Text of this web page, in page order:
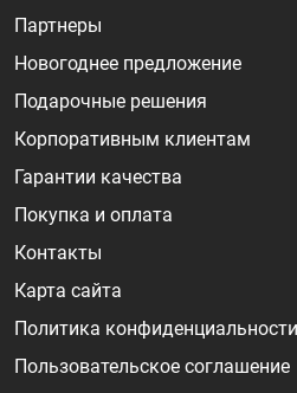
Партнеры
Новогоднее предложение
Подарочные решения
Корпоративным клиентам
Гарантии качества
Покупка и оплата
Контакты
Карта сайта
Политика конфиденциальности
Пользовательское соглашение